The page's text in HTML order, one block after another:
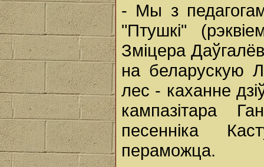
- Мы з
"Птушкi"
Зміцера
на беларускую
лес - каханне
кампазітара
песенніка
пераможца.